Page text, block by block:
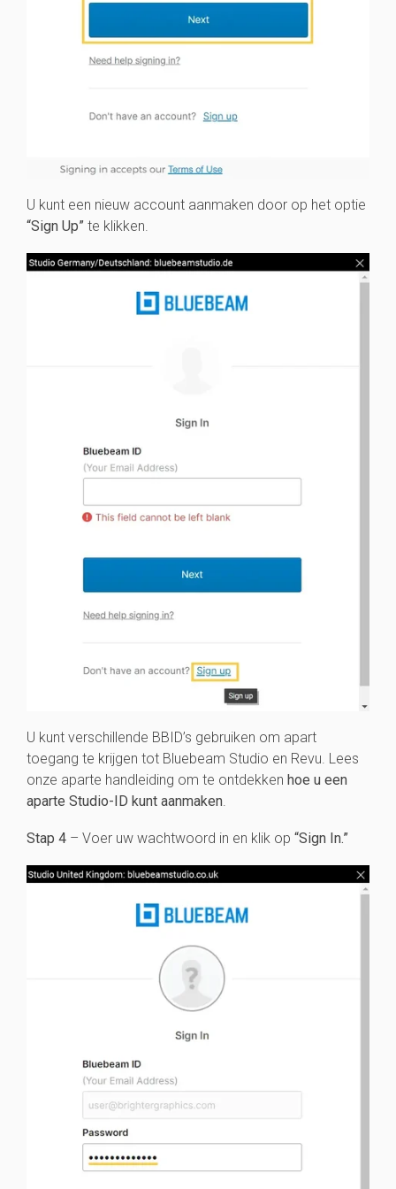
U kunt een nieuw account aanmaken door op het optie
“Sign Up” te klikken.
U kunt verschillende BBID’s gebruiken om apart
toegang te krijgen tot Bluebeam Studio en Revu. Lees
onze aparte handleiding om te ontdekken hoe u een
aparte Studio-ID kunt aanmaken.
Stap 4 – Voer uw wachtwoord in en klik op “Sign In.”